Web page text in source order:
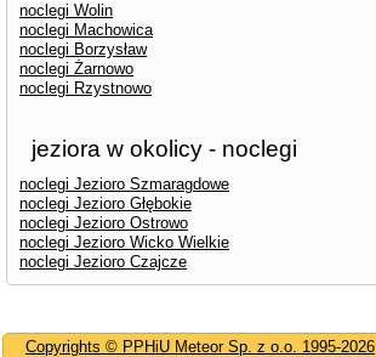
noclegi Wolin
noclegi Machowica
noclegi Borzysław
noclegi Żarnowo
noclegi Rzystnowo
jeziora w okolicy - noclegi
noclegi Jezioro Szmaragdowe
noclegi Jezioro Głębokie
noclegi Jezioro Ostrowo
noclegi Jezioro Wicko Wielkie
noclegi Jezioro Czajcze
Copyrights © PPHiU Meteor Sp. z o.o. 1995-2026